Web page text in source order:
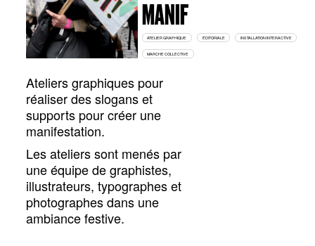
MANIF
ATELIER GRAPHIQUE ÉDITORIALE INSTALLATION INTERACTIVE
MARCHE COLLECTIVE
Ateliers graphiques pour
réaliser des slogans et
supports pour créer une
manifestation.
Les ateliers sont menés par
une équipe de graphistes,
illustrateurs, typographes et
photographes dans une
ambiance festive.